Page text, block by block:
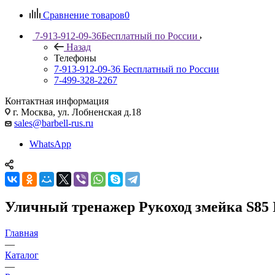
Сравнение товаров0
7-913-912-09-36Бесплатный по России
Назад
Телефоны
7-913-912-09-36 Бесплатный по России
7-499-328-2267
Контактная информация
г. Москва, ул. Лобненская д.18
sales@barbell-rus.ru
WhatsApp
Уличный тренажер Рукоход змейка
Главная
—
Каталог
—